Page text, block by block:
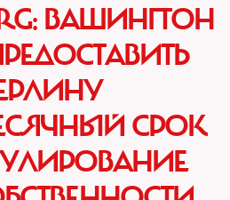
ВАШИНГТОН
СРОК